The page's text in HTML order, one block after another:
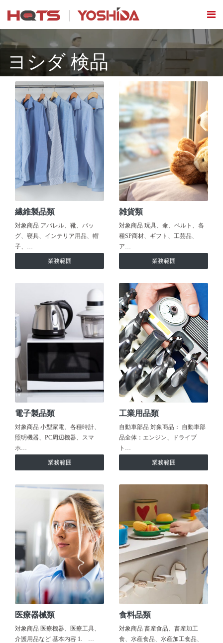
ヨシダ 検品
繊維製品類
対象商品 アパレル、靴、バッ
グ、寝具、インテリア用品、帽
子、…
業務範囲
雑貨類
対象商品 玩具、傘、ベルト、各
種SP商材、ギフト、工芸品、
ア…
業務範囲
電子製品類
対象商品 小型家電、各種時計、
照明機器、PC周辺機器、スマ
ホ…
業務範囲
工業用品類
自動車部品 対象商品： 自動車部
品全体：エンジン、ドライブ
ト…
業務範囲
医療器械類
対象商品 医療機器、医療工具、
介護用品など 基本内容 1. …
食料品類
対象商品 畜産食品、畜産加工
食、水産食品、水産加工食品、